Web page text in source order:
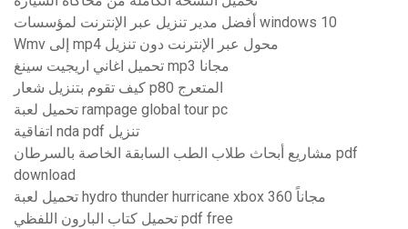
أفضل مدير تنزيل عبر الإنترنت لمؤسسات windows 10
Wmv إلى mp4 محول عبر الإنترنت دون تنزيل
تحميل اغاني اريجيت سينغ mp3 مجانا
كيف تقوم بتنزيل شعار p80 المتعرج
تحميل لعبة rampage global tour pc
اتفاقية nda pdf تنزيل
مشاريع أبحاث طلاب الطب السابقة الخاصة بالسرطان pdf
download
تحميل لعبة hydro thunder hurricane xbox 360 مجاناً
تحميل كتاب البارون اللفظي pdf free